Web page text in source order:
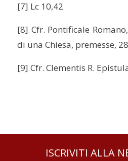
[7] Lc 10,42
[8] Cfr. Pontificale
di una Chiesa, premesse, 28
[9] Cfr. Clementis R.
ISCRIVITI ALLA